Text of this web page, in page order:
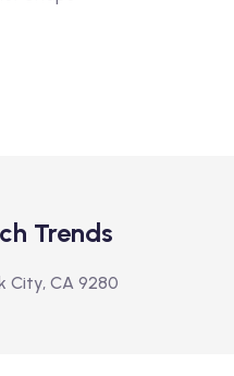
Trends
City, CA 9280